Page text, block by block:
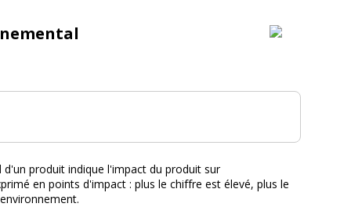
:
produit indique l'impact du produit sur
en points d'impact : plus le chiffre est élevé, plus le